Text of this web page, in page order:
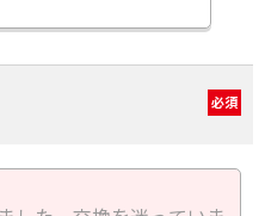
必須